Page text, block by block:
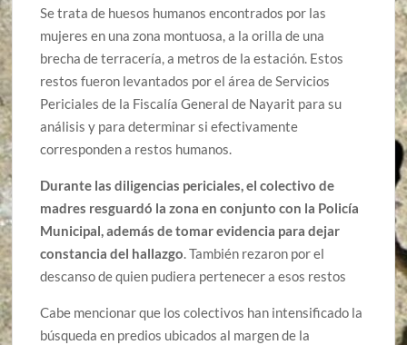
Se trata de huesos humanos encontrados por las
mujeres en una zona montuosa, a la orilla de una
brecha de terracería, a metros de la estación. Estos
restos fueron levantados por el área de Servicios
Periciales de la Fiscalía General de Nayarit para su
análisis y para determinar si efectivamente
corresponden a restos humanos.
Durante las diligencias periciales, el colectivo de
madres resguardó la zona en conjunto con la Policía
Municipal, además de tomar evidencia para dejar
constancia del hallazgo. También rezaron por el
descanso de quien pudiera pertenecer a esos restos
Cabe mencionar que los colectivos han intensificado la
búsqueda en predios ubicados al margen de la